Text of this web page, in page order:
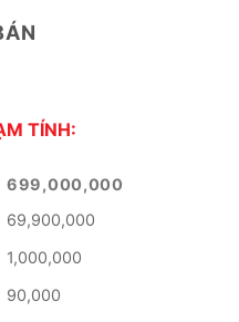
TÍNH:
699,000,000
69,900,000
1,000,000
90,000